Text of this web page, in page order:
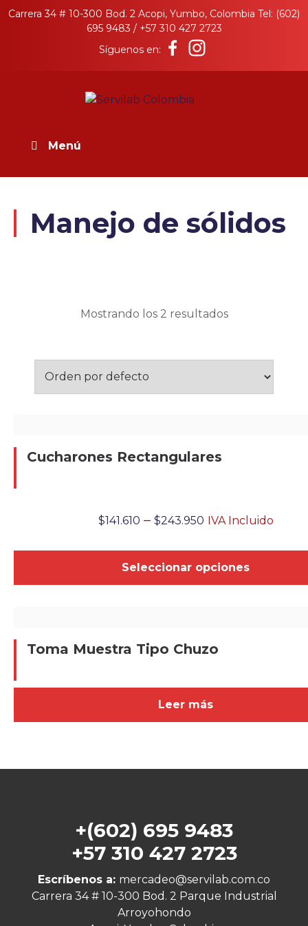
SkipCarrera 34 # 10-300 Bod. 2 Acopi, Yumbo, Colombia Tel: (602)
695 9483 / +57 310 427 2723
Síguenos en:
Menú
Manejo de sólidos
Mostrando los 2 resultados
Cucharones Rectangulares
$141.610 – $243.950 IVA Incluido
Seleccionar opciones
Toma Muestra Tipo Chuzo
Leer más
+(602) 695 9483
+57 310 427 2723
Escríbenos a: mercadeo@servilab.com.co
Carrera 34 # 10-300 Bod. 2 Parque Industrial
Arroyohondo